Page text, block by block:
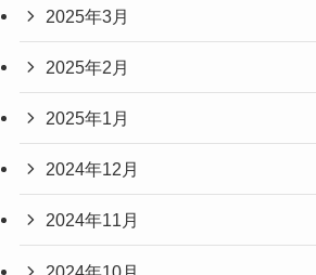
2025年3月
2025年2月
2025年1月
2024年12月
2024年11月